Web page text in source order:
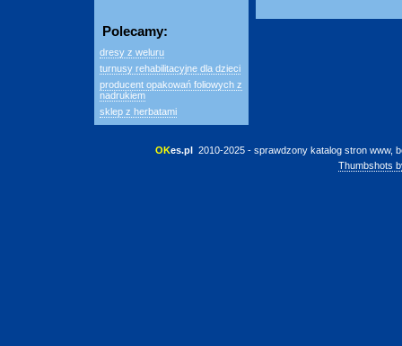
Polecamy:
dresy z weluru
turnusy rehabilitacyjne dla dzieci
producent opakowań foliowych z
nadrukiem
sklep z herbatami
OKes.pl 2010-2025 - sprawdzony katalog stron www,
Thumbshots